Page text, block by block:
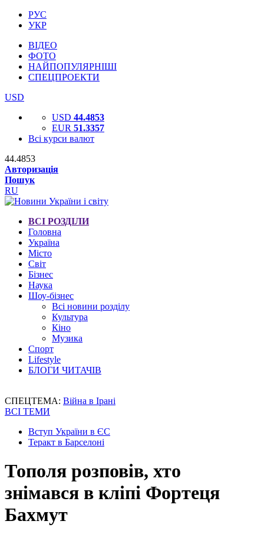
РУС
УКР
ВІДЕО
ФОТО
НАЙПОПУЛЯРНІШІ
СПЕЦПРОЕКТИ
USD
USD 44.4853
EUR 51.3357
Всі курси валют
44.4853
Авторизація
Пошук
RU
ВСІ РОЗДІЛИ
Головна
Україна
Місто
Світ
Бізнес
Наука
Шоу-бізнес
Всі новини розділу
Культура
Кіно
Музика
Спорт
Lifestyle
БЛОГИ ЧИТАЧІВ
СПЕЦТЕМА: Війна в Ірані
ВСІ ТЕМИ
Вступ України в ЄС
Теракт в Барселоні
Тополя розповів, хто
знімався в кліпі Фортеця
Бахмут